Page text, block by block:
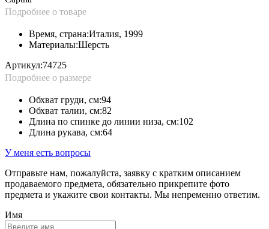
Подробнее о товаре
Материалы:Шерсть
Время, страна:Италия, 1999
Артикул:74725
Подробнее о размере
Длина рукава, см:64
Длина по спинке до линии низа, см:102
Обхват талии, см:82
Обхват груди, см:94
У меня есть вопросы
Отправьте нам, пожалуйста, заявку с кратким описанием
продаваемого предмета, обязательно прикрепите фото
предмета и укажите свои контакты. Мы непременно ответим.
Имя